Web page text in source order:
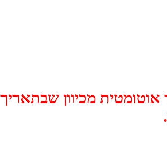
2026-05-27 התקיים דיון האם למחוק אותו.